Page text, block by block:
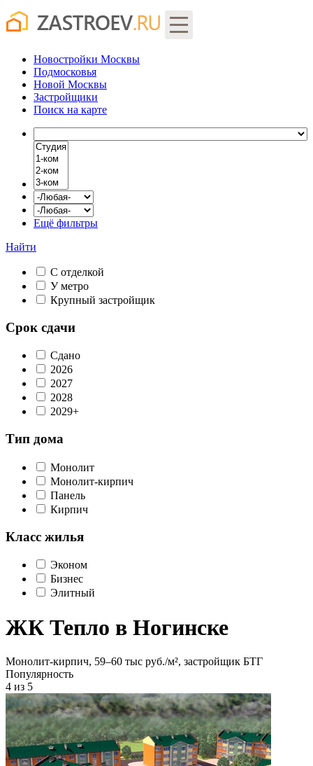
Новостройки Москвы
Подмосковья
Новой Москвы
Застройщики
Поиск на карте
Ещё фильтры
Найти
С отделкой
У метро
Крупный застройщик
Срок сдачи
Сдано
2026
2027
2028
2029+
Тип дома
Монолит
Монолит-кирпич
Панель
Кирпич
Класс жилья
Эконом
Бизнес
Элитный
ЖК Тепло в Ногинске
Монолит-кирпич, 59‒60 тыс руб./м², застройщик БТГ
Популярность
4 из 5